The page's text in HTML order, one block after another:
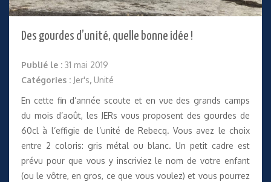
Des gourdes d’unité, quelle bonne idée !
Publié le : 31 mai 2019
Catégories : Jer's, Unité
En cette fin d’année scoute et en vue des grands camps
du mois d’août, les JERs vous proposent des gourdes de
60cl à l’effigie de l’unité de Rebecq. Vous avez le choix
entre 2 coloris: gris métal ou blanc. Un petit cadre est
prévu pour que vous y inscriviez le nom de votre enfant
(ou le vôtre, en gros, ce que vous voulez) et vous pourrez